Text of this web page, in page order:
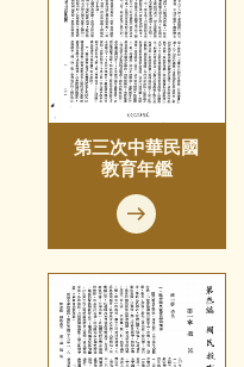
第三次中華民國
教育年鑑